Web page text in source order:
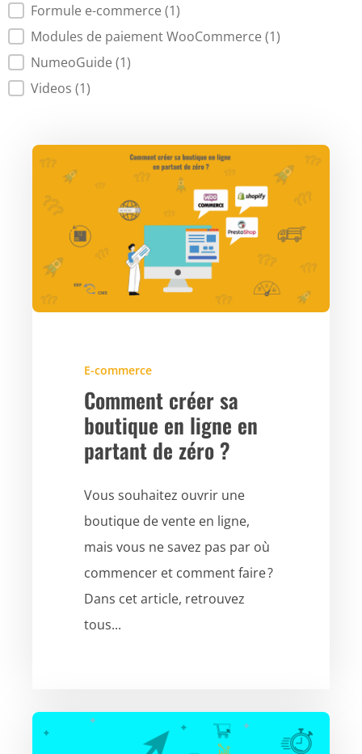
Formule e-commerce (1)
Modules de paiement WooCommerce (1)
NumeoGuide (1)
Videos (1)
E-commerce
Comment créer sa
boutique en ligne en
partant de zéro ?
Vous souhaitez ouvrir une
boutique de vente en ligne,
mais vous ne savez pas par où
commencer et comment faire ?
Dans cet article, retrouvez
tous...